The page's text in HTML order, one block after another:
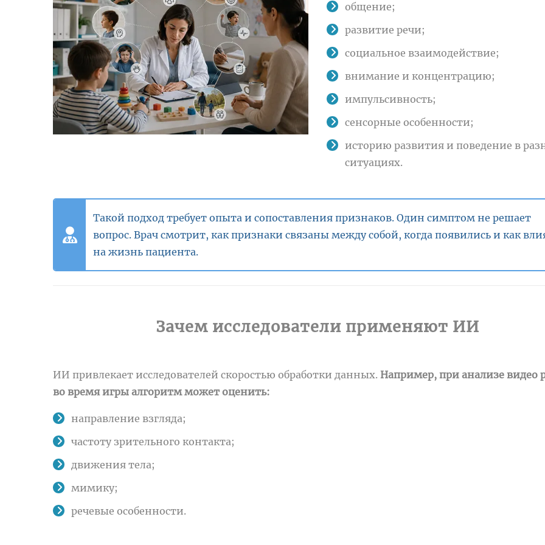
общение;
развитие речи;
социальное взаимодействие;
внимание и концентрацию;
импульсивность;
сенсорные особенности;
историю развития и поведение в
ситуациях.
Такой подход требует опыта и сопоставления признаков. Один симптом не решает
вопрос. Врач смотрит, как признаки связаны между собой, когда появились и как
на жизнь пациента.
Зачем исследователи применяют ИИ
ИИ привлекает исследователей скоростью обработки данных. Например, при анализе видео
во время игры алгоритм может оценить:
направление взгляда;
частоту зрительного контакта;
движения тела;
мимику;
речевые особенности.